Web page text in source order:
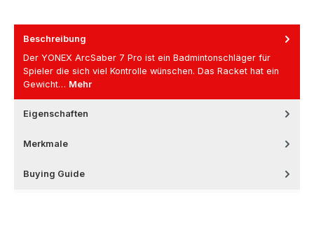
Beschreibung
Der YONEX ArcSaber 7 Pro ist ein Badmintonschläger für
Spieler die sich viel Kontrolle wünschen. Das Racket hat ein
Gewicht… Mehr
Eigenschaften
Merkmale
Buying Guide